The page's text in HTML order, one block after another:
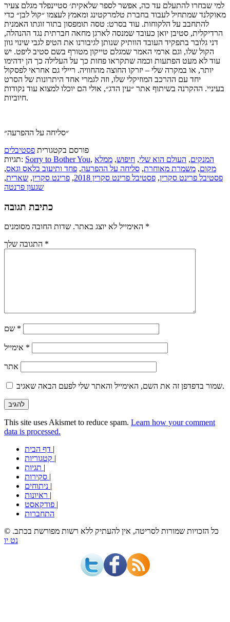
למי שבחרו להתעלם עד כה, אפשר לספר שלאקית׳ סטיינפלד מגלם צעיר
מאוקלנד שמתחיל לעבוד בחברת טלמרקטינג ומאמץ לעצמו ״קול לבן״ כדי
להתחבב על הלקוחות. עוד בסרט: טסה תומפסון בתור זוגתו האמנית
הרדיקלית, סטיבן יואן כעובד שמנסה לארגן מחאה חברתית נגד ההנהלה,
דני גלובר בתפקיד העובד הוותיק שנותן לגיבורנו את הטיפ לגבי שינוי גוון
הקול שלו, וגם ארמי האמר שמגלם טייקון מטורף בשם סטיב ליפט. יש
עוד לא מעט הפתעות וכמה שתקראו פחות כך על העלילה כך הן ידהימו
יותר, או במקרה שלי – יזרקו החוצה מהחוויה. ריילי גם אחראי לפסקול
יחד עם ההרכב המוזיקלי שלו, וזה לגמרי אחד היתרונות של הסרט
בעיניי. ההקרנה בשיתוף אתר ״עין הדג״, אולי הם יוכלו למצוא עוד נקודות
חיוביות.
״סליחה על ההפרעה״
פורסם בקטגורית פסטיבלים
תגיות: Sorry to Bother You, המנקים, העולם הוא שלי, חיפוש, ממלא
מקום, משמרת מאוחרת, סליחה על ההפרעה, פחד ותיעוב בלאס וגאס,
פסטיבל פרינט סקרין, פסטיבל פרינט סקרין 2018 , פרינט סקרין, שארית,
שגעון פרנטה
כתיבת תגובה
האימייל לא יוצג באתר. *
*
*
*
אתר
שמור בדפדפן זה את השם, האימייל והאתר שלי לפעם הבאה שאגיב.
This site uses Akismet to reduce spam. Learn how your comment
data is processed.
|
|
|
|
|
|
|
התחברות
© כל הזכויות שמורות לסריטה, אין להעתיק ללא רשות מפורשת בכתב.
נט יו